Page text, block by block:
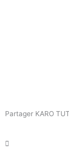
Partager KARO